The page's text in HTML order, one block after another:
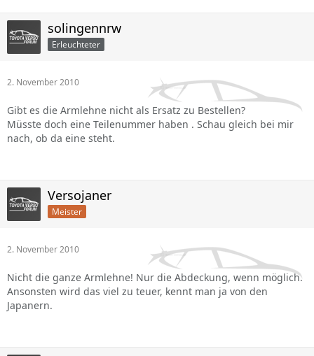
solingennrw
Erleuchteter
2. November 2010
Gibt es die Armlehne nicht als Ersatz zu Bestellen?
Müsste doch eine Teilenummer haben . Schau gleich bei mir
nach, ob da eine steht.
Versojaner
Meister
2. November 2010
Nicht die ganze Armlehne! Nur die Abdeckung, wenn möglich.
Ansonsten wird das viel zu teuer, kennt man ja von den
Japanern.